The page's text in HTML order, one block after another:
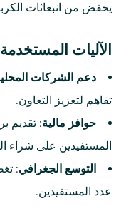
يخفض من انبعاثات
الآليات
دعم الشركات
تفاهم لتعزيز التعاون.
حوافز مالية: تقديم
المستفيدين على شراء
التوسع الجغرافي:
عدد المستفيدين.